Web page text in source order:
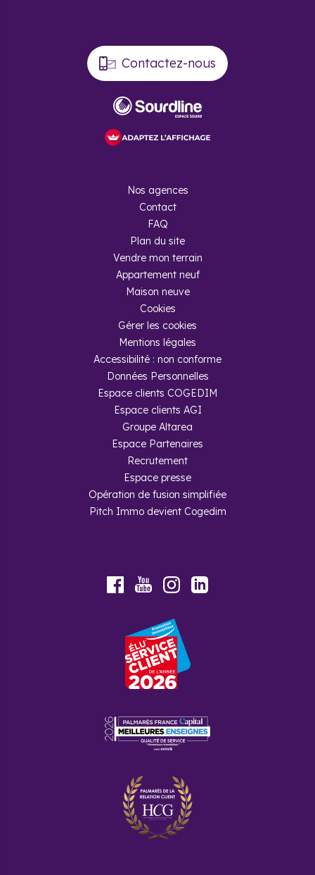
Contactez-nous
Nos agences
Contact
FAQ
Plan du site
Vendre mon terrain
Appartement neuf
Maison neuve
Cookies
Gérer les cookies
Mentions légales
Accessibilité : non conforme
Données Personnelles
Espace clients COGEDIM
Espace clients AGI
Groupe Altarea
Espace Partenaires
Recrutement
Espace presse
Opération de fusion simplifiée
Pitch Immo devient Cogedim
FacebookYoutubeInstagram